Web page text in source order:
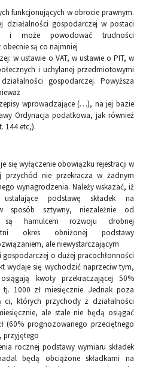
funkcjonujących w obrocie prawnym.
działalności gospodarczej w postaci
i może powodować trudności
są co najmniej
w ustawie o VAT, w ustawie o PIT, w
i uchylanej przedmiotowymi
gospodarczej. Powyższa
wprowadzające (…), na jej bazie
Ordynacja podatkowa, jak również
144 etc,).
wyłączenie obowiązku rejestracji w
przychód nie przekracza w żadnym
wynagrodzenia. Należy wskazać, iż
ustalające podstawę składek na
sposób sztywny, niezależnie od
są hamulcem rozwoju drobnej
okres obniżonej podstawy
ale niewystarczającym
o dużej pracochłonności
wydaje się wychodzić naprzeciw tym,
kwoty przekraczającej 50%
1000 zł miesięcznie. Jednak poza
ci, których przychody z działalności
ale stale nie będą osiągać
(60% prognozowanego przeciętnego
przyjętego
rocznej podstawy wymiaru składek
będą obciążone składkami na